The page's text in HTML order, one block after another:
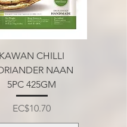
KAWAN CHILLI
NAAN
5PC 425GM
मूल्य
EC$10.70